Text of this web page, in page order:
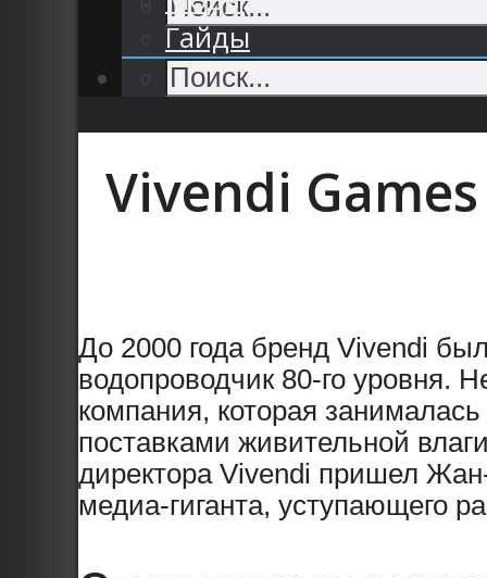
Гайды
Vivendi Games
До 2000 года бренд Vivendi
водопроводчик 80-го уровня.
компания, которая
поставками живительной
директора Vivendi пришел
медиа-гиганта, уступающего